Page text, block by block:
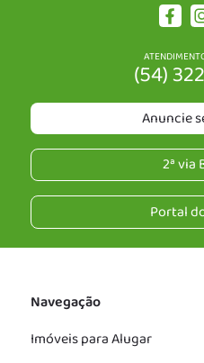
(54)
Anuncie
2ª via
Portal
Navegação
Imóveis para Alugar